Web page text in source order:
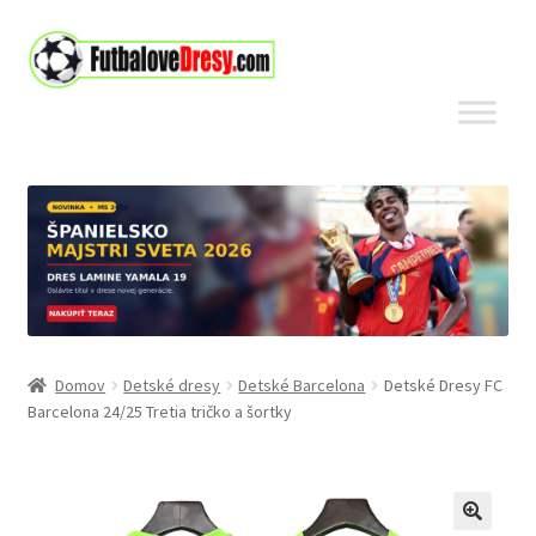
Preskočiť
na
Preskočiť
na
Domov Detské dresy Detské Barcelona
Detské Dresy FC
Barcelona 24/25 Tretia tričko a šortky